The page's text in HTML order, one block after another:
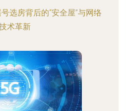
选房背后的“安全屋”与网络
术革新